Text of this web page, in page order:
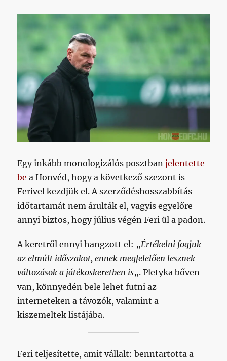
Egy inkább monologizálós posztbanjelentette
be a Honvéd, hogy a következő szezont is
Ferivel kezdjük el. A szerződéshosszabbítás
időtartamát nem árulták el, vagyis egyelőre
annyi biztos, hogy július végén Feri ül a padon.
A keretről ennyi hangzott el: „Értékelni fogjuk
az elmúlt időszakot, ennek megfelelően lesznek
változások a játékoskeretben is„. Pletyka bőven
van, könnyedén bele lehet futni az
interneteken a távozók, valamint a
kiszemeltek listájába.
Feri teljesítette, amit vállalt: benntartotta a